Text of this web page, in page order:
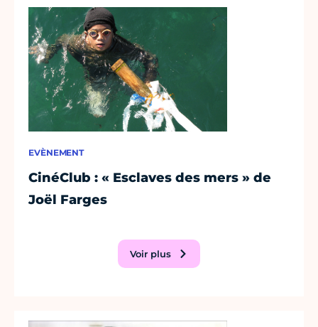
EVÈNEMENT
CinéClub : « Esclaves des mers » de
Joël Farges
Voir plus